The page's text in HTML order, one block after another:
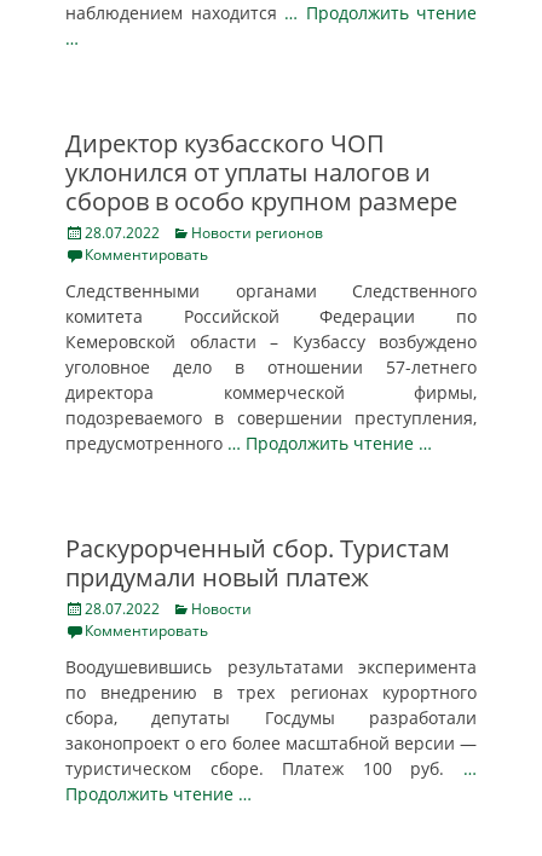
наблюдением находится … Продолжить чтение
…
Директор кузбасского ЧОП
уклонился от уплаты налогов и
сборов в особо крупном размере
Posted
on
28.07.2022 Categories
Новости регионов
Комментировать
Следственными органами Следственного
комитета Российской Федерации по
Кемеровской области – Кузбассу возбуждено
уголовное дело в отношении 57-летнего
директора коммерческой фирмы,
подозреваемого в совершении преступления,
предусмотренного … Продолжить чтение …
Раскурорченный сбор. Туристам
придумали новый платеж
Posted
on
28.07.2022 Categories
Новости
Комментировать
Воодушевившись результатами эксперимента
по внедрению в трех регионах курортного
сбора, депутаты Госдумы разработали
законопроект о его более масштабной версии —
туристическом сборе. Платеж 100 руб. …
Продолжить чтение …